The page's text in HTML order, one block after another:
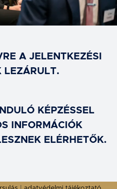
A JELENTKEZÉSI
LEZÁRULT.
KÉPZÉSSEL
INFORMÁCIÓK
ELÉRHETŐK.